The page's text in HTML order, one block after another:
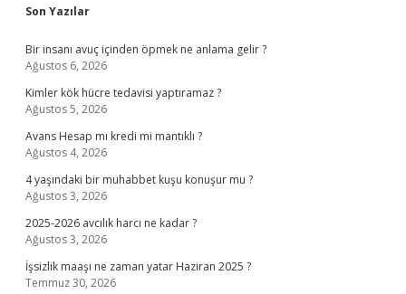
Sidebar
Son Yazılar
Bir insanı avuç içinden öpmek ne anlama gelir ?
Ağustos 6, 2026
Kimler kök hücre tedavisi yaptıramaz ?
Ağustos 5, 2026
Avans Hesap mı kredi mi mantıklı ?
Ağustos 4, 2026
4 yaşındaki bir muhabbet kuşu konuşur mu ?
Ağustos 3, 2026
2025-2026 avcılık harcı ne kadar ?
Ağustos 3, 2026
İşsizlik maaşı ne zaman yatar Haziran 2025 ?
Temmuz 30, 2026